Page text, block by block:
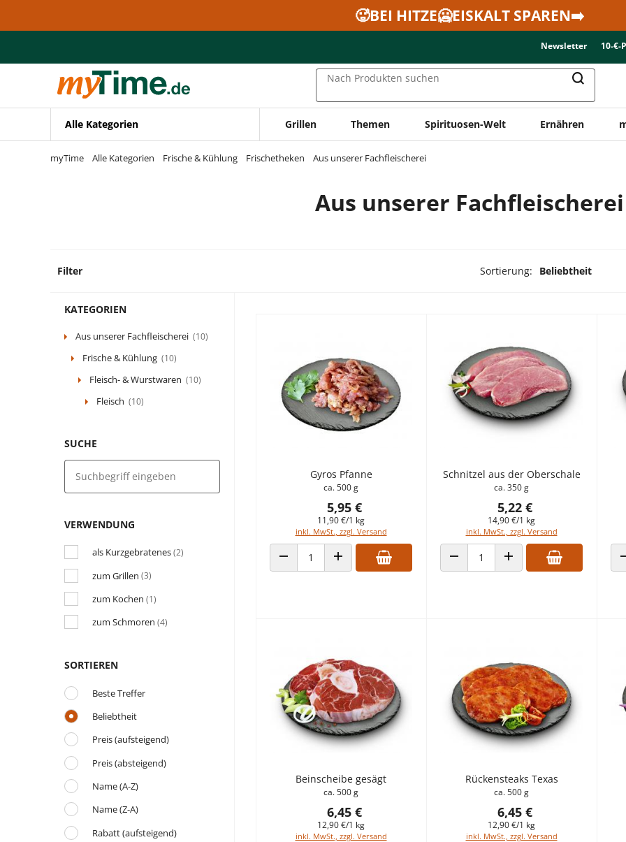
Zur Navigation springen
🥵BEI HITZE🥶EISKALT SPAREN➡️
Newsletter 10-€-
Nach Produkten suchen
Alle Kategorien Grillen Themen Spirituosen-Welt Ernähren
myTime Alle Kategorien Frische & Kühlung Frischetheken Aus unserer Fachfleischerei
Aus unserer Fachfleischerei
Filter Sortierung: Beliebtheit
KATEGORIEN
Aus unserer Fachfleischerei (10)
Frische & Kühlung (10)
Fleisch- & Wurstwaren (10)
Fleisch (10)
SUCHE
VERWENDUNG
als Kurzgebratenes(2)
zum Grillen (3)
zum Kochen (1)
zum Schmoren (4)
SORTIEREN
Beste Treffer
Beliebtheit
Preis (aufsteigend)
Preis (absteigend)
Name (A-Z)
Name (Z-A)
Rabatt (aufsteigend)
Gyros Pfanne
ca. 500 g
5,95 €
11,90 €/1 kg
inkl. MwSt., zzgl. Versand
ANZAHL VERRINGERNANZAHL ERHÖHEN
Schnitzel aus der Oberschale
ca. 350 g
5,22 €
14,90 €/1 kg
inkl. MwSt., zzgl. Versand
ANZAHL VERRINGERNANZAHL ERHÖHEN
Beinscheibe gesägt
ca. 500 g
6,45 €
12,90 €/1 kg
inkl. MwSt., zzgl. Versand
Rückensteaks Texas
ca. 500 g
6,45 €
12,90 €/1 kg
inkl. MwSt., zzgl. Versand